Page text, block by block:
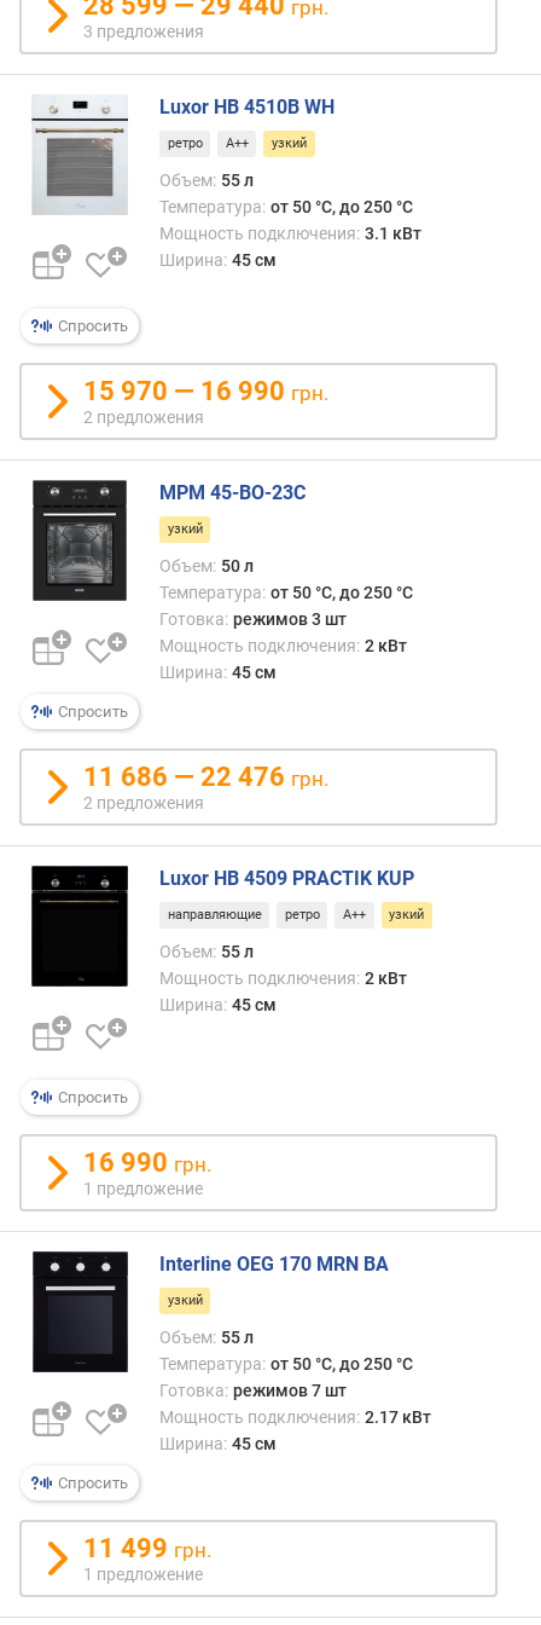
в
а
н
я
(
)
м
и
и
м
а
л
ь
н
а
я
т
е
м
е
р
т
а
(
°
C
)
с
и
а
л
н
т
е
м
р
а
т
р
а
(
°
C
)
грн.
3 предложения
Спросить
Luxor HB 4510B WH
ретро A++ узкий
Объем: 55 л
Температура: от 50 °C, до 250 °C
Мощность подключения: 3.1 кВт
Ширина: 45 см
15 970 — 16 990 грн.
2 предложения
Спросить
MPM 45-BO-23C
узкий
Объем: 50 л
Температура: от 50 °C, до 250 °C
Готовка: режимов 3 шт
Мощность подключения: 2 кВт
Ширина: 45 см
11 686 — 22 476 грн.
2 предложения
Спросить
Luxor HB 4509 PRACTIK KUP
направляющие ретро A++ узкий
Объем: 55 л
Мощность подключения: 2 кВт
Ширина: 45 см
16 990 грн.
1 предложение
Спросить
Interline OEG 170 MRN BA
узкий
Объем: 55 л
Температура: от 50 °C, до 250 °C
Готовка: режимов 7 шт
Мощность подключения: 2.17 кВт
Ширина: 45 см
11 499 грн.
1 предложение